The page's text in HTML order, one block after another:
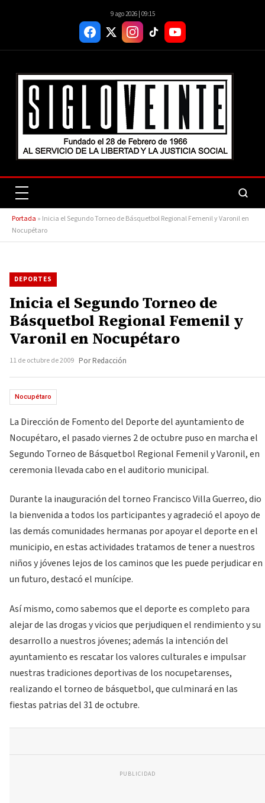
9 ago 2026 | 09:15
Portada » Inicia el Segundo Torneo de Básquetbol Regional Femenil y Varonil en
Nocupétaro
DEPORTES
Inicia el Segundo Torneo de
Básquetbol Regional Femenil y
Varonil en Nocupétaro
11 de octubre de 2009 Por Redacción
Nocupétaro
La Dirección de Fomento del Deporte del ayuntamiento de
Nocupétaro, el pasado viernes 2 de octubre puso en marcha el
Segundo Torneo de Básquetbol Regional Femenil y Varonil, en
ceremonia llevada cabo en el auditorio municipal.
Durante la inauguración del torneo Francisco Villa Guerreo, dio
la bienvenida a todos los participantes y agradeció el apoyo de
las demás comunidades hermanas por apoyar el deporte en el
municipio, en estas actividades tratamos de tener a nuestros
niños y jóvenes lejos de los caminos que les puede perjudicar en
un futuro, destacó el munícipe.
Así mismo, como sabemos que el deporte es completo para
alejar de las drogas y vicios que perjudiquen el rendimiento y su
desarrollo a nuestros jóvenes; además la intención del
ayuntamiento es rescatar los valores culturales e impulsar
nuestras tradiciones deportivas de los nocupetarenses,
realizando el torneo de básquetbol, que culminará en las
fiestas patrias del 31 de octubre.
PUBLICIDAD